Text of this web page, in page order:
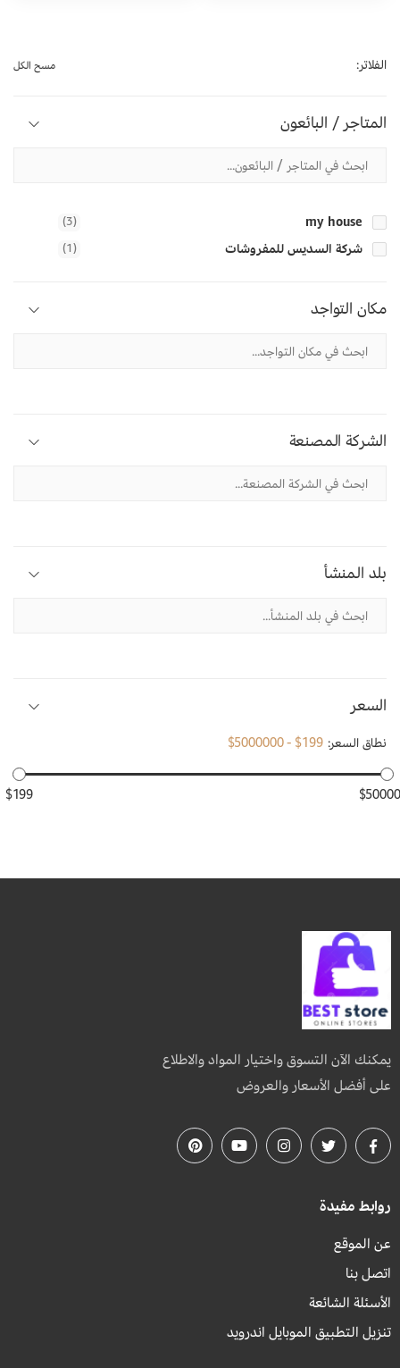
الفلاتر: مسح الكل
المتاجر / البائعون
my house
(3)
شركة السديس للمفروشات (1)
مكان التواجد
الشركة المصنعة
بلد المنشأ
السعر
نطاق السعر: $199 - $5000000
$199
يمكنك الآن التسوق واختيار المواد والاطلاع
على أفضل الأسعار والعروض
روابط مفيدة
عن الموقع
اتصل بنا
الأسئلة الشائعة
تنزيل التطبيق الموبايل اندرويد